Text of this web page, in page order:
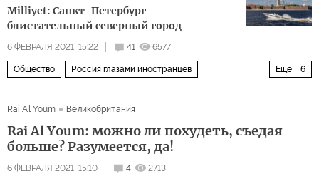
дипломатические отношения
Milliyet: Санкт-Петербург —
блистательный северный город
6 ФЕВРАЛЯ 2021, 15:22 41 6577
Еще 6
Общество Россия глазами иностранцев
достопримечательность
Rai Al Youm Великобритания
Rai Al Youm: можно ли похудеть, съедая
больше? Разумеется, да!
6 ФЕВРАЛЯ 2021, 15:10 4 2713